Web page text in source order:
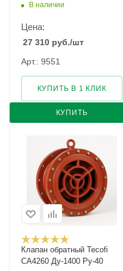
В наличии
Цена:
27 310 руб./шт
Арт.: 9551
КУПИТЬ
КУПИТЬ В 1 КЛИК
Клапан обратный Tecofi
CA4260 Ду-1400 Ру-40